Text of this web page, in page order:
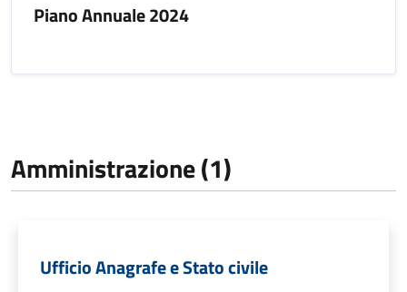
Piano Annuale 2024
Amministrazione (1)
Ufficio Anagrafe e Stato civile